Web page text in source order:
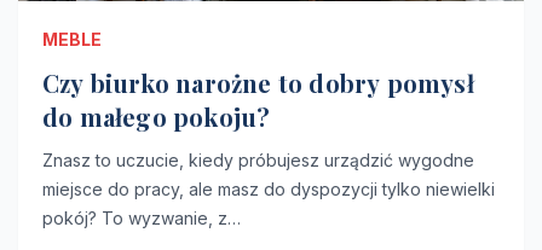
MEBLE
Czy biurko narożne to dobry pomysł
do małego pokoju?
Znasz to uczucie, kiedy próbujesz urządzić wygodne
miejsce do pracy, ale masz do dyspozycji tylko niewielki
pokój? To wyzwanie, z…